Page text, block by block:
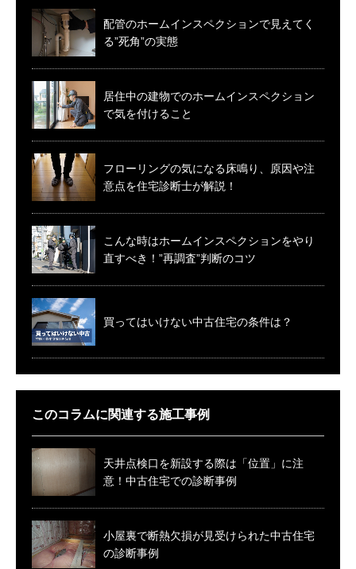
配管のホームインスペクションで見えてく
る”死角”の実態
居住中の建物でのホームインスペクション
で気を付けること
フローリングの気になる床鳴り、原因や注
意点を住宅診断士が解説！
こんな時はホームインスペクションをやり
直すべき！”再調査”判断のコツ
買ってはいけない中古住宅の条件は？
このコラムに関連する施工事例
天井点検口を新設する際は「位置」に注
意！中古住宅での診断事例
小屋裏で断熱欠損が見受けられた中古住宅
の診断事例